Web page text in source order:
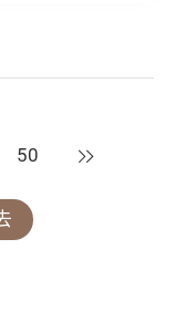
50 下一頁